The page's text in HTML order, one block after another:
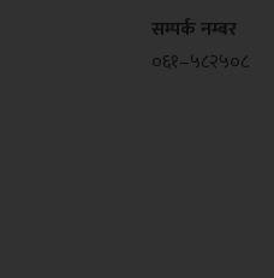
सम्पर्क नम्बर
०६१–५८२५०८